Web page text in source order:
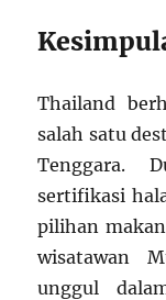
Thailand
salah satu
Tenggara.
sertifikasi
pilihan
wisatawan
unggul